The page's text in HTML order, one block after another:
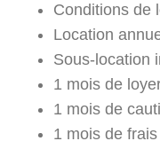
Conditions de
Location
Sous-location
1 mois de
1 mois de
1 mois de